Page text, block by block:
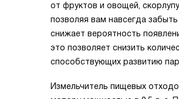
от фруктов и овощей,
позволяя вам навсегда
снижает вероятность
это позволяет снизить
способствующих развитию
Измельчитель пищевых